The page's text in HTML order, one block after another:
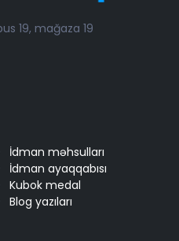
19, mağaza 19
İdman məhsulları
İdman ayaqqabısı
Kubok medal
Blog yazıları